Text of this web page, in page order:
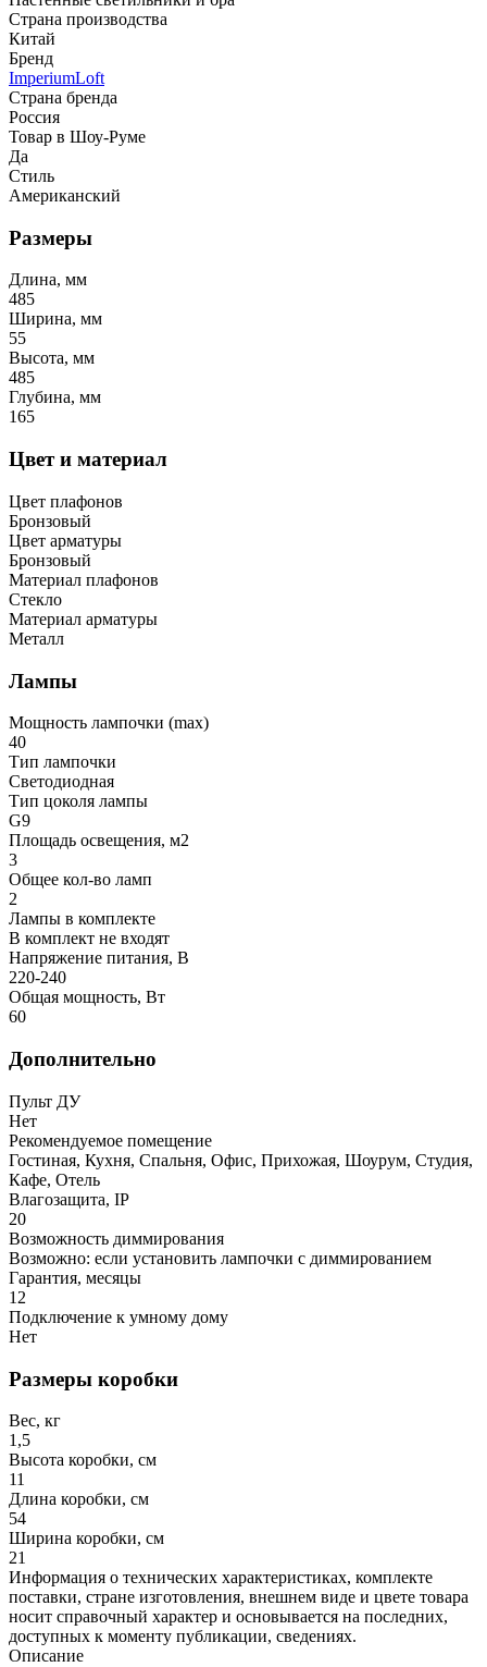
Страна производства
Китай
Бренд
ImperiumLoft
Страна бренда
Россия
Товар в Шоу-Руме
Да
Стиль
Американский
Размеры
Длина, мм
485
Ширина, мм
55
Высота, мм
485
Глубина, мм
165
Цвет и материал
Цвет плафонов
Бронзовый
Цвет арматуры
Бронзовый
Материал плафонов
Стекло
Материал арматуры
Металл
Лампы
Мощность лампочки (max)
40
Тип лампочки
Светодиодная
Тип цоколя лампы
G9
Площадь освещения, м2
3
Общее кол-во ламп
2
Лампы в комплекте
В комплект не входят
Напряжение питания, В
220-240
Общая мощность, Вт
60
Дополнительно
Пульт ДУ
Нет
Рекомендуемое помещение
Гостиная, Кухня, Спальня, Офис, Прихожая, Шоурум, Студия,
Кафе, Отель
Влагозащита, IP
20
Возможность диммирования
Возможно: если установить лампочки с диммированием
Гарантия, месяцы
12
Подключение к умному дому
Нет
Размеры коробки
Вес, кг
1,5
Высота коробки, см
11
Длина коробки, см
54
Ширина коробки, см
21
Информация о технических характеристиках, комплекте
поставки, стране изготовления, внешнем виде и цвете товара
носит справочный характер и основывается на последних,
доступных к моменту публикации, сведениях.
Описание